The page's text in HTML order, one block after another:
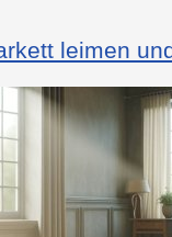
leimen